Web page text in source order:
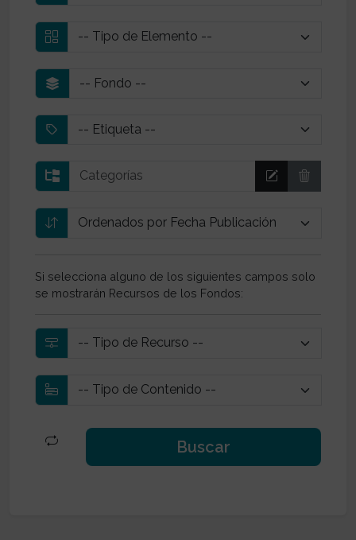
Si selecciona alguno de los siguientes campos solo
se mostrarán Recursos de los Fondos: